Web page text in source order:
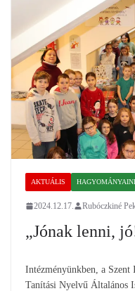
AKTUÁLIS
2024.12.17. Rubóczkiné
„Jónak lenni,
Intézményünkben, a
Tanítási Nyelvű Általános